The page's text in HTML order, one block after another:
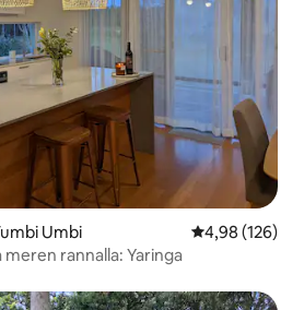
Umbi
4,98 (126)
rannalla: Yaringa